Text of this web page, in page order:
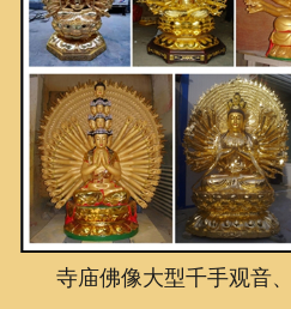
寺庙佛像大型千手观音